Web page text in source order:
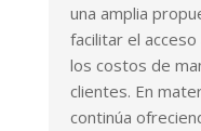
una amplia
facilitar el
los costos de
clientes. En
continúa